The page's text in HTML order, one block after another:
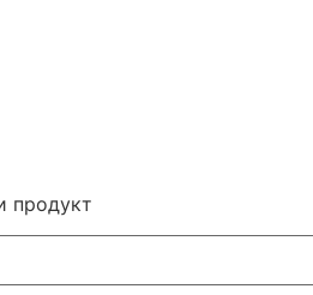
продукт